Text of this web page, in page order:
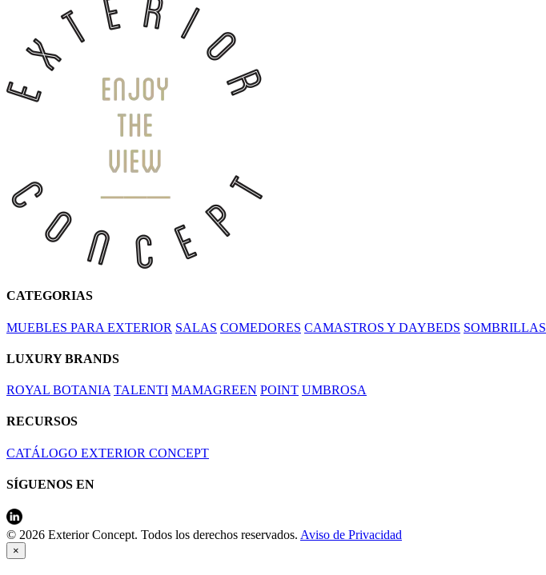
CATEGORIAS
MUEBLES PARA EXTERIOR SALAS COMEDORES CAMASTROS Y DAYBEDS SOMBRILLAS
LUXURY BRANDS
ROYAL BOTANIA TALENTI MAMAGREEN POINT UMBROSA
RECURSOS
CATÁLOGO EXTERIOR CONCEPT
SÍGUENOS EN
© 2026 Exterior Concept. Todos los derechos reservados. Aviso de Privacidad
×